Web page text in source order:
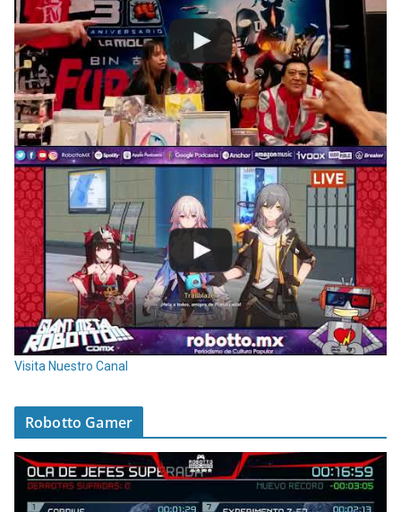
Visita Nuestro Canal
Robotto Gamer